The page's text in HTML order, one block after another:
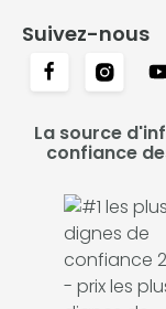
Suivez-nous
La source
confiance